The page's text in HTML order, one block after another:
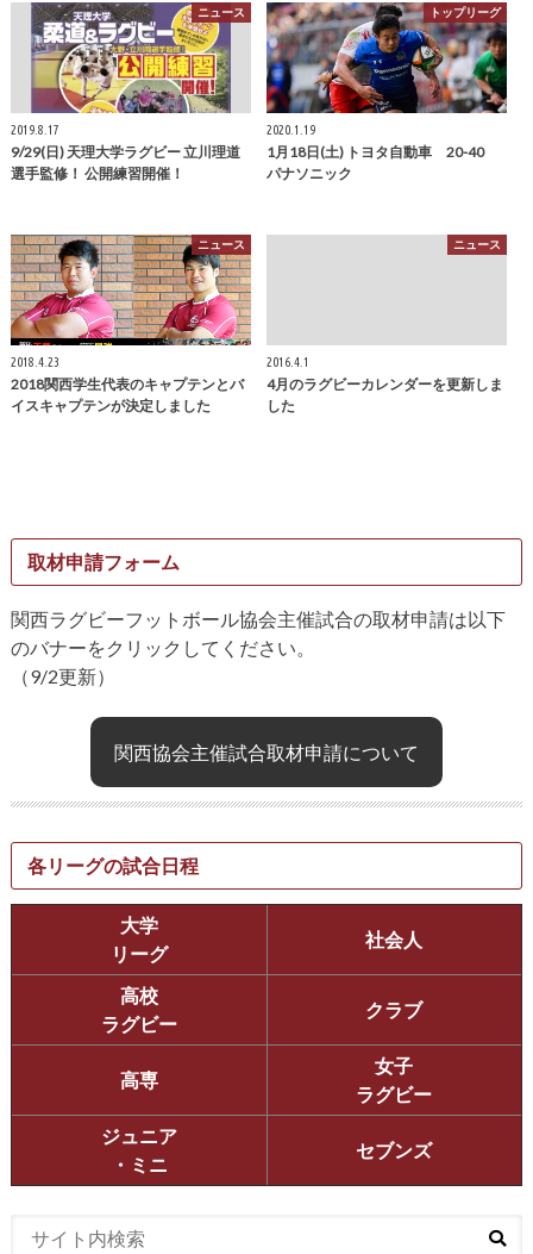
ニュース
2019.8.17
9/29(日) 天理大学ラグビー 立川理道
選手監修！ 公開練習開催！
トップリーグ
2020.1.19
1月18日(土) トヨタ自動車 20-40
パナソニック
ニュース
2018.4.23
2018関西学生代表のキャプテンとバ
イスキャプテンが決定しました
ニュース
2016.4.1
4月のラグビーカレンダーを更新しま
した
取材申請フォーム
関西ラグビーフットボール協会主催試合の取材申請は以下
のバナーをクリックしてください。
（9/2更新）
関西協会主催試合取材申請について
各リーグの試合日程
大学
リーグ
社会人
高校
ラグビー
クラブ
高専
女子
ラグビー
ジュニア
・ミニ
セブンズ